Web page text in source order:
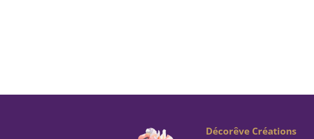
Décorêve Créations